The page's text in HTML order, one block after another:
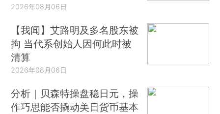
2026年08月06日
【我闻】艾路明及多名股东被
拘 当代系创始人因何此时被
清算
2026年08月06日
分析｜贝森特操盘稳日元，操
作巧思能否撬动美日货币基本